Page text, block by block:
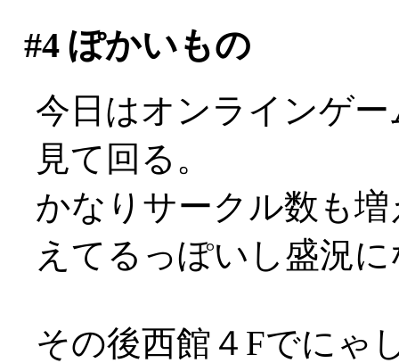
#4ぽかいもの
今日はオンラインゲ
見て回る。
かなりサークル数も
えてるっぽいし盛況
その後西館４Fでにゃ